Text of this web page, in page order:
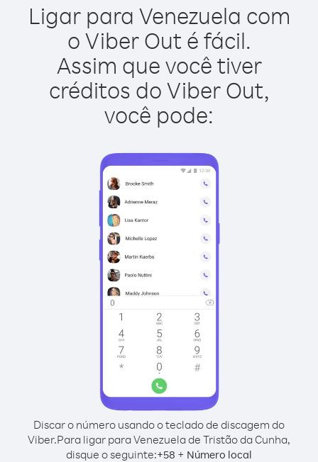
Ligar para Venezuela com
o Viber Out é fácil.
Assim que você tiver
créditos do Viber Out,
você pode:
Discar o número usando o teclado de discagem do
Viber.Para ligar para Venezuela de Tristão da Cunha,
disque o seguinte:+58 + Número local